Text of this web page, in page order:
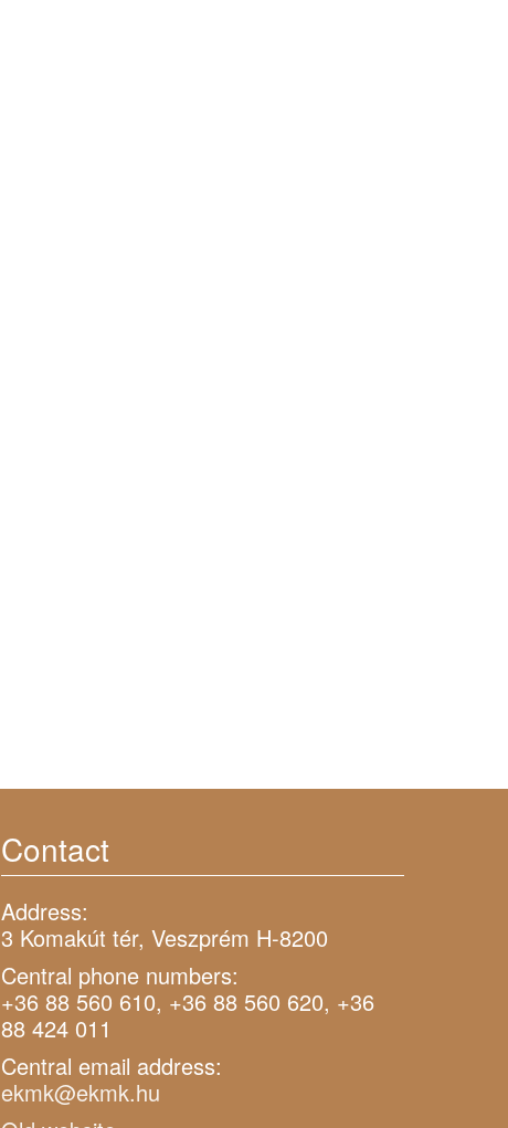
Contact
Address:
3 Komakút tér, Veszprém H-8200
Central phone numbers:
+36 88 560 610, +36 88 560 620, +36
88 424 011
Central email address:
ekmk@ekmk.hu